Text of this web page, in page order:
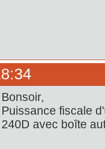
Bonsoir,
Puissance fiscale
240D avec boîte